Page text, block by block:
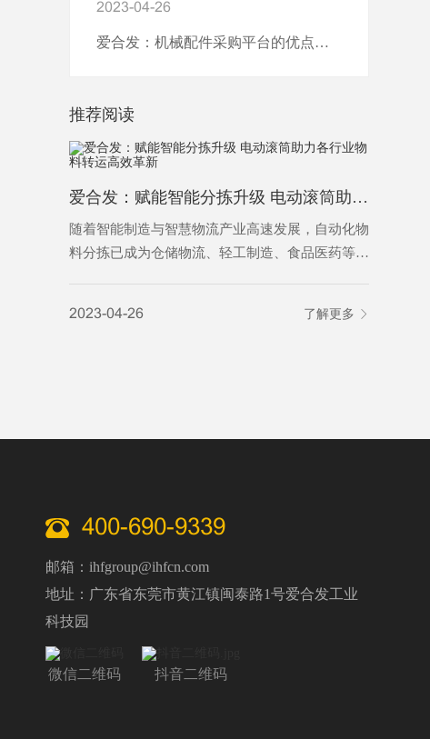
2023-04-26
爱合发：机械配件采购平台的优点介绍
推荐阅读
爱合发：赋能智能分拣升级 电动滚筒助力各行业物料转运高效革新
随着智能制造与智慧物流产业高速发展，自动化物
料分拣已成为仓储物流、轻工制造、食品医药等行
以适配规模化、高精度、全天候的生产作业需求。
2023-04-26 了解更多
400-690-9339
邮箱：ihfgroup@ihfcn.com
地址：广东省东莞市黄江镇闽泰路1号爱合发工业
科技园
微信二维码 抖音二维码